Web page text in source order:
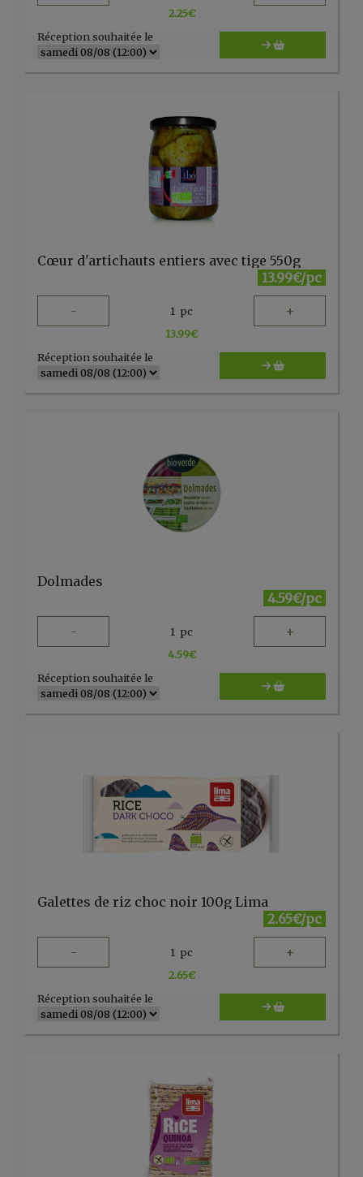
2.25€
Réception souhaitée le
Cœur d'artichauts entiers avec tige 550g
13.99€/pc
- 1 pc +
13.99€
Réception souhaitée le
Dolmades
4.59€/pc
- 1 pc +
4.59€
Réception souhaitée le
Galettes de riz choc noir 100g Lima
2.65€/pc
- 1 pc +
2.65€
Réception souhaitée le